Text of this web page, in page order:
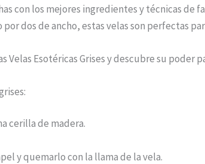
con los mejores ingredientes y técnicas de
dos de ancho, estas velas son perfectas
Velas Esotéricas Grises y descubre su
cerilla de madera.
y quemarlo con la llama de la vela.